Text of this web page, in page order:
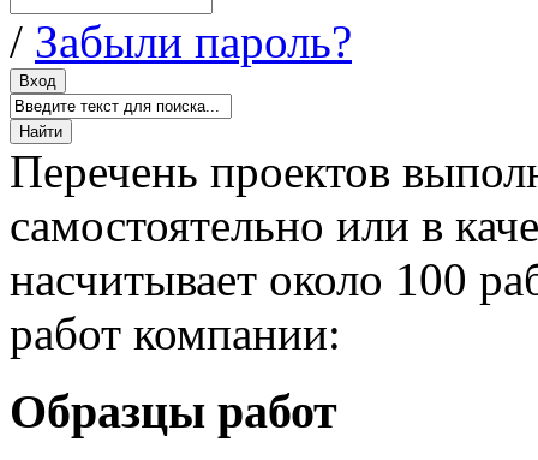
/ Забыли пароль?
Перечень проектов
самостоятельно или в
насчитывает около 100
работ компании:
Образцы работ